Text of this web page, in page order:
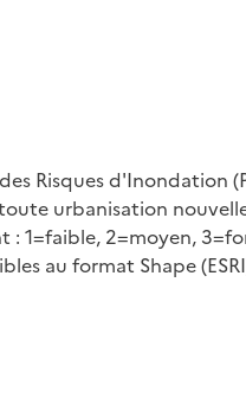
Risques d'Inondation
urbanisation
2=moyen,
au format Shape